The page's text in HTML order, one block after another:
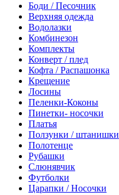
Боди / Песочник
Верхняя одежда
Водолазки
Комбинезон
Комплекты
Конверт / плед
Кофта / Распашонка
Крещение
Лосины
Пеленки-Коконы
Пинетки- носочки
Платья
Ползунки / штанишки
Полотенце
Рубашки
Слюнявчик
Футболки
Царапки / Носочки